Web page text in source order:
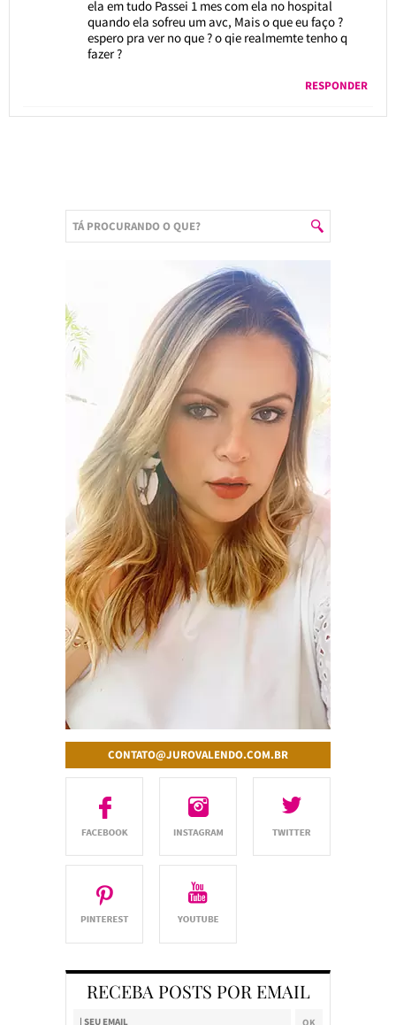
ela em tudo Passei 1 mes com ela no hospital
quando ela sofreu um avc, Mais o que eu faço ?
espero pra ver no que ? o qie realmemte tenho q
fazer ?
RESPONDER
CONTATO@JUROVALENDO.COM.BR
RECEBA POSTS POR EMAIL